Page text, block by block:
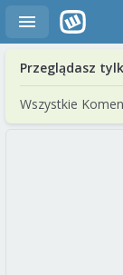
Przeglądasz
Wszystkie